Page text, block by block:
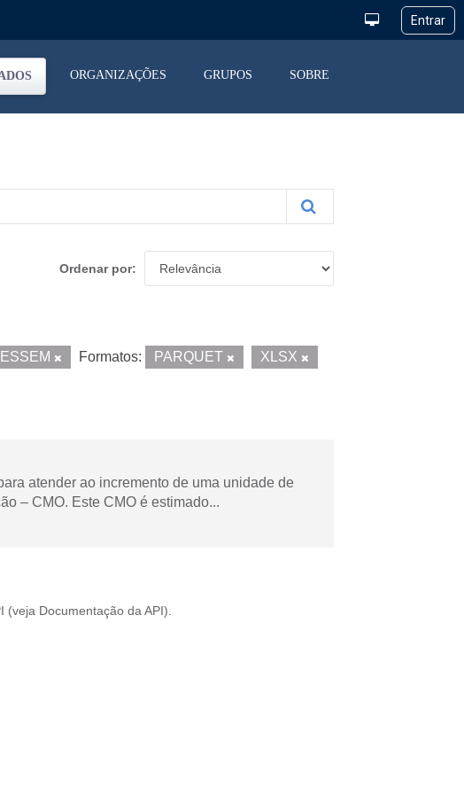
ORGANIZAÇÕES GRUPOS SOBRE
Ordenar por
Formatos: PARQUET
XLSX
atender ao incremento de uma unidade de
– CMO. Este CMO é estimado...
(veja Documentação da API ).